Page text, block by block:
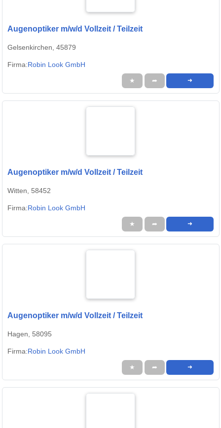
Augenoptiker m/w/d Vollzeit / Teilzeit
Gelsenkirchen, 45879
Firma:Robin Look GmbH
★ ➦ ➜
Augenoptiker m/w/d Vollzeit / Teilzeit
Witten, 58452
Firma:Robin Look GmbH
★ ➦ ➜
Augenoptiker m/w/d Vollzeit / Teilzeit
Hagen, 58095
Firma:Robin Look GmbH
★ ➦ ➜